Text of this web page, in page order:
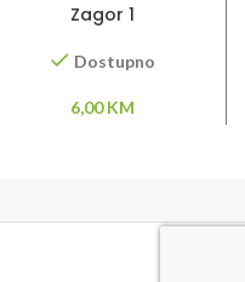
Zagor 1
Dostupno
6,00KM